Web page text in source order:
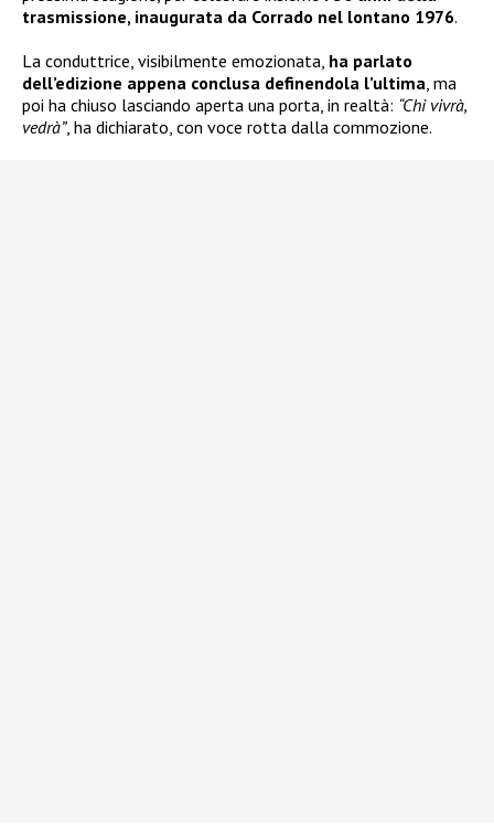
trasmissione, inaugurata da Corrado nel lontano 1976.
La conduttrice, visibilmente emozionata, ha parlato
dell’edizione appena conclusa definendola l’ultima, ma
poi ha chiuso lasciando aperta una porta, in realtà: “Chi vivrà,
vedrà”, ha dichiarato, con voce rotta dalla commozione.